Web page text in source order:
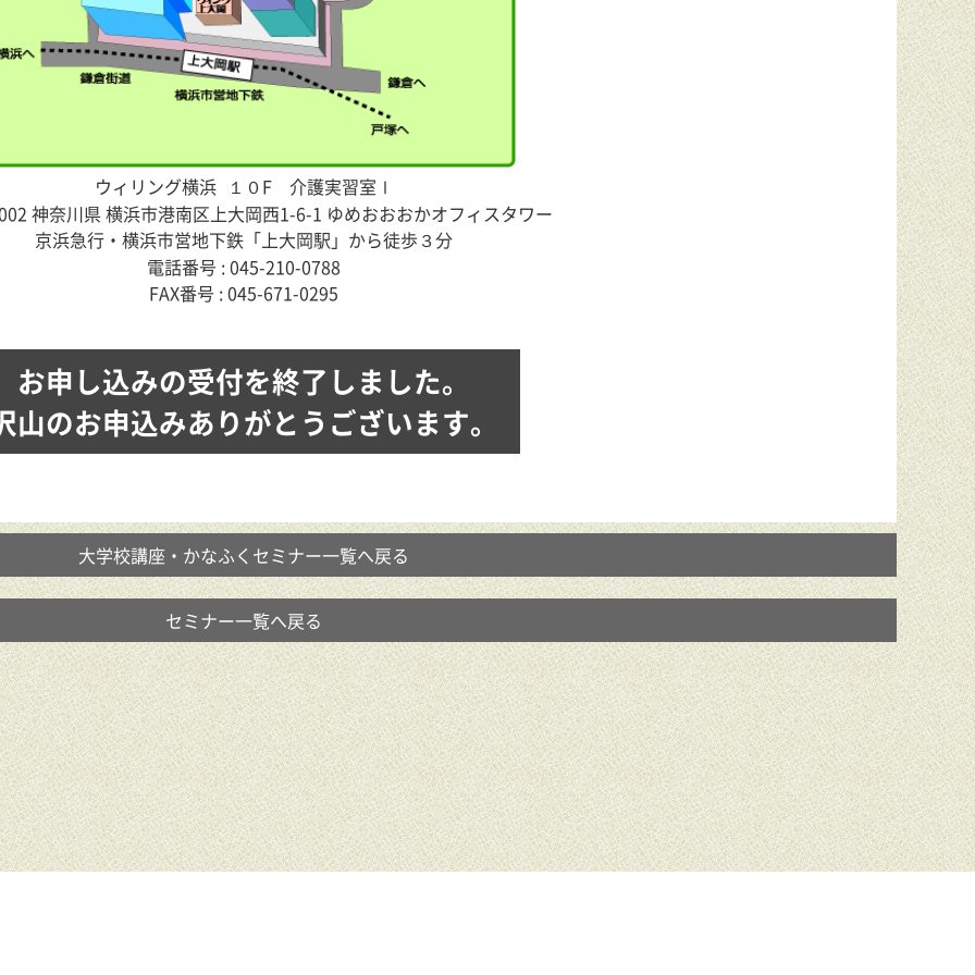
ウィリング横浜
１０F 介護実習室Ⅰ
神奈川県 横浜市港南区上大岡西1-6-1 ゆめおおおかオフィスタワー
京浜急行・横浜市営地下鉄「上大岡駅」から徒歩３分
電話番号 : 045-210-0788
FAX番号 : 045-671-0295
お申し込みの受付を終了しました。
山のお申込みありがとうございます。
大学校講座・かなふくセミナー一覧へ戻る
セミナー一覧へ戻る